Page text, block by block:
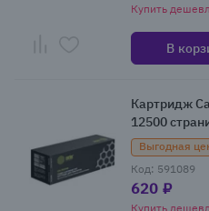
Купить
В
Картридж
12500
Выгодная
Код: 591089
620 ₽
Купить